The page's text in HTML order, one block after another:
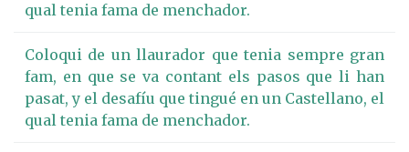
qual tenia fama de menchador.
Coloqui de un llaurador que tenia sempre gran
fam, en que se va contant els pasos que li han
pasat, y el desafíu que tingué en un Castellano, el
qual tenia fama de menchador.